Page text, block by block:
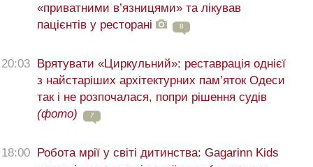
«приватними в’язницями» та лікував
пацієнтів у ресторані
8
20:03 Врятувати «Циркульний»: реставрація однієї
з найстаріших архітектурних пам’яток Одеси
так і не розпочалася, попри рішення судів
(фото)
7
18:00 Робота мрії у світі дитинства: Gagarinn Kids